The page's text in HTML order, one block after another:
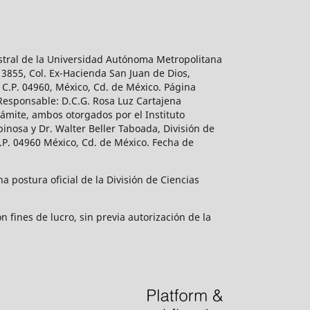
de la Universidad Autónoma Metropolitana
Col. Ex-Hacienda San Juan de Dios,
04960, México, Cd. de México. Página
D.C.G. Rosa Luz Cartajena
ambos otorgados por el Instituto
y Dr. Walter Beller Taboada, División de
04960 México, Cd. de México. Fecha de
postura oficial de la División de Ciencias
fines de lucro, sin previa autorización de la